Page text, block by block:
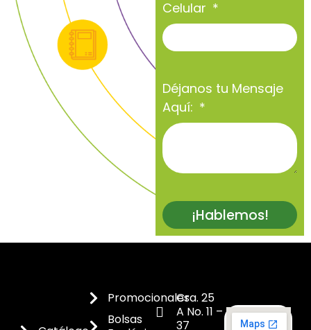
Celular
Déjanos tu Mensaje
Aquí:
¡Hablemos!
Promocionales
Bolsas
Cra. 25
A No. 11 –
37